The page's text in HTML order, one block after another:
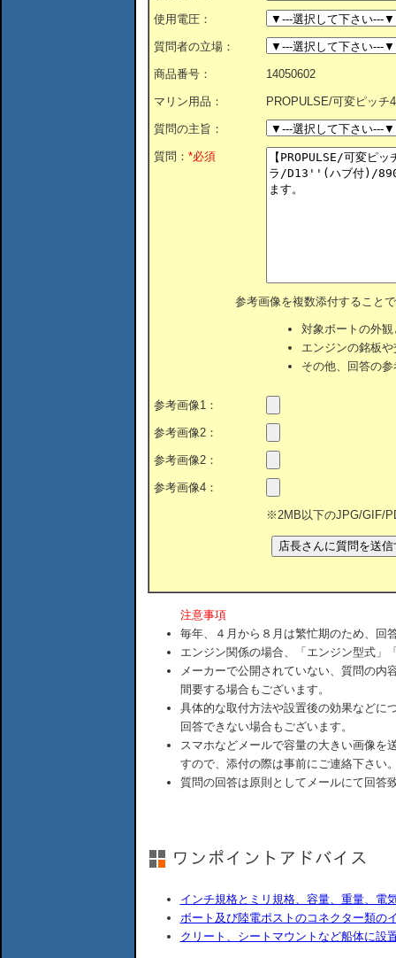
使用電圧：
質問者の立場：
商品番号： 14050602
マリン用品： PROPULSE/可変ピッチ
質問の主旨：
質問： *必須
参考画像を複数添付すること
対象ボートの外
エンジンの銘板
その他、回答の
参考画像1：
参考画像2：
参考画像2：
参考画像4：
※2MB以下のJPG/GIF/
注意事項
毎年、４月から８月は繁忙期のため、回
エンジン関係の場合、「エンジン型式」
メーカーで公開されていない、質問の内
間要する場合もございます。
具体的な取付方法や設置後の効果などに
回答できない場合もございます。
スマホなどメールで容量の大きい画像を
すので、添付の際は事前にご連絡下さい
質問の回答は原則としてメールにて回答
インチ規格とミリ規格、容量、重量、電
ボート及び陸電ポストのコネクター類の
クリート、シートマウントなど船体に設